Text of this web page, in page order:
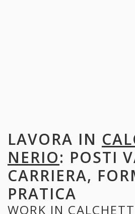
LAVORA IN
NERIO: POSTI
CARRIERA,
PRATICA
WORK IN